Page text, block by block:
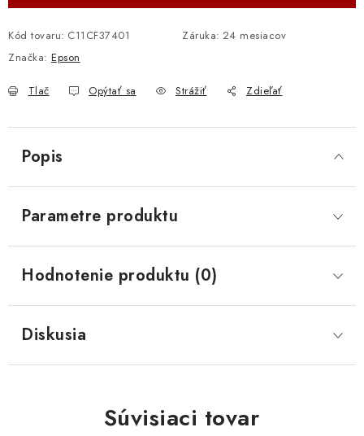
Kód tovaru: C11CF37401 Záruka: 24 mesiacov
Značka: Epson
Tlač Opýtať sa Strážiť Zdieľať
Popis
Parametre produktu
Hodnotenie produktu (0)
Diskusia
Súvisiaci tovar